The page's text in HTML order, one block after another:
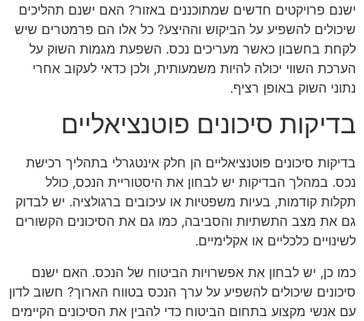
ישנם פרויקטים חדשים שמתוכננים באזור? האם ישנם תהליכים
שיכולים להשפיע על הביקוש וההיצע? כל אלו הם פרמטרים שיש
לקחת בחשבון כאשר מעריכים נכס. השפעת מגמות השוק על
הערכת השווי יכולה להיות משמעותית, ולכן כדאי לעקוב אחרי
נתוני השוק באופן רציף.
בדיקות סיכונים פוטנציאליים
בדיקות סיכונים פוטנציאליים הן חלק אינטגרלי בתהליך רכישת
נכס. במהלך הבדיקות יש לבחון את היסטוריית הנכס, כולל
תקלות קודמות, בעיות משפטיות או עיכובים ברגולציה. יש לבדוק
גם את מצב התשתיות והסביבה, כמו גם את הסיכונים הקשורים
לשינויים כלכליים או אקלימיים.
כמו כן, יש לבחון את אפשרויות הביטוח של הנכס. האם ישנם
סיכונים שיכולים להשפיע על ערך הנכס בטווח הארוך? חשוב לדון
עם אנשי מקצוע בתחום הביטוח כדי להבין את הסיכונים הקיימים